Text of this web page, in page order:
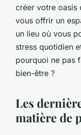
créer votre oasis
vous offrir un
un lieu où vous
stress quotidien
pourquoi ne pas
bien-être ?
Les
matière de